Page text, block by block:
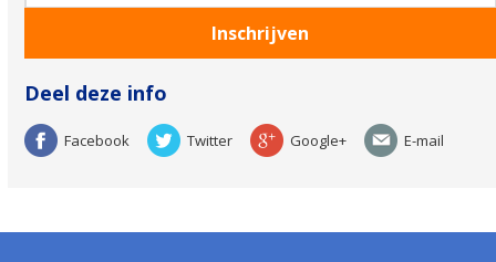
Deel deze info
Facebook Twitter Google+ E-mail